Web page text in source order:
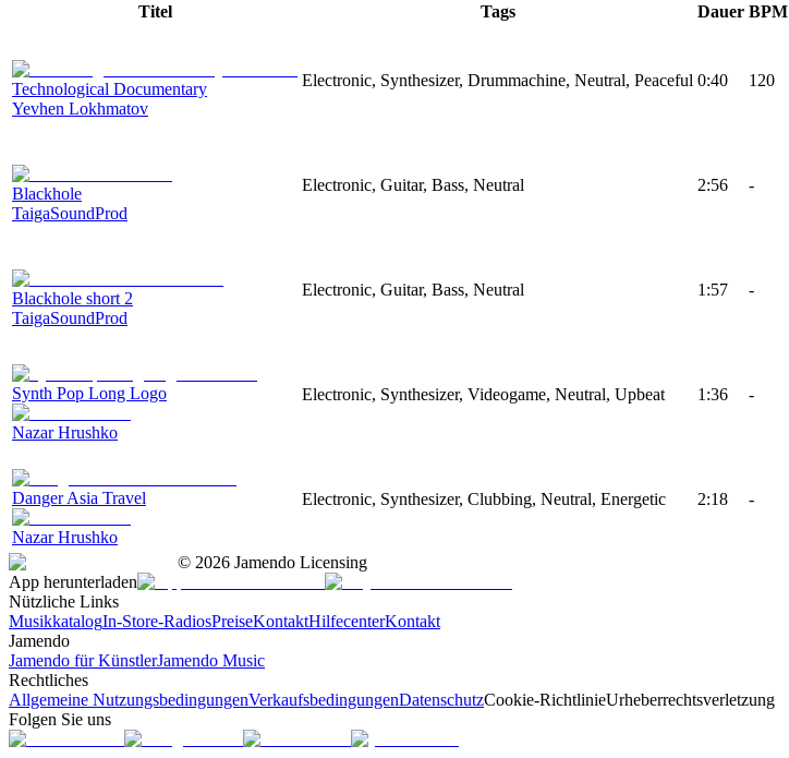
Titel Tags Dauer BPM
Technological Documentary
Yevhen Lokhmatov
Electronic, Synthesizer, Drummachine, Neutral, Peaceful 0:40 120
Blackhole
TaigaSoundProd
Electronic, Guitar, Bass, Neutral 2:56 -
Blackhole short 2
TaigaSoundProd
Electronic, Guitar, Bass, Neutral 1:57 -
Synth Pop Long Logo
Nazar Hrushko
Electronic, Synthesizer, Videogame, Neutral, Upbeat 1:36 -
Danger Asia Travel
Nazar Hrushko
Electronic, Synthesizer, Clubbing, Neutral, Energetic 2:18 -
© 2026 Jamendo Licensing
App herunterladen
Nützliche Links
MusikkatalogIn-Store-RadiosPreiseKontaktHilfecenterKontakt
Jamendo
Jamendo für KünstlerJamendo Music
Rechtliches
Allgemeine NutzungsbedingungenVerkaufsbedingungenDatenschutzCookie-RichtlinieUrheberrechtsverletzung
Folgen Sie uns